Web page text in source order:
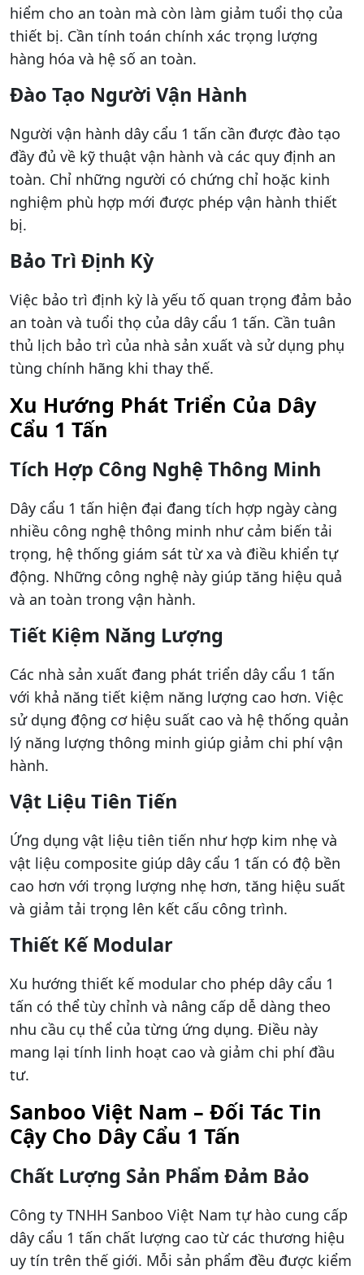
hiểm cho an toàn mà còn làm giảm tuổi thọ của
thiết bị. Cần tính toán chính xác trọng lượng
hàng hóa và hệ số an toàn.
Đào Tạo Người Vận Hành
Người vận hành dây cẩu 1 tấn cần được đào tạo
đầy đủ về kỹ thuật vận hành và các quy định an
toàn. Chỉ những người có chứng chỉ hoặc kinh
nghiệm phù hợp mới được phép vận hành thiết
bị.
Bảo Trì Định Kỳ
Việc bảo trì định kỳ là yếu tố quan trọng đảm bảo
an toàn và tuổi thọ của dây cẩu 1 tấn. Cần tuân
thủ lịch bảo trì của nhà sản xuất và sử dụng phụ
tùng chính hãng khi thay thế.
Xu Hướng Phát Triển Của Dây
Cẩu 1 Tấn
Tích Hợp Công Nghệ Thông Minh
Dây cẩu 1 tấn hiện đại đang tích hợp ngày càng
nhiều công nghệ thông minh như cảm biến tải
trọng, hệ thống giám sát từ xa và điều khiển tự
động. Những công nghệ này giúp tăng hiệu quả
và an toàn trong vận hành.
Tiết Kiệm Năng Lượng
Các nhà sản xuất đang phát triển dây cẩu 1 tấn
với khả năng tiết kiệm năng lượng cao hơn. Việc
sử dụng động cơ hiệu suất cao và hệ thống quản
lý năng lượng thông minh giúp giảm chi phí vận
hành.
Vật Liệu Tiên Tiến
Ứng dụng vật liệu tiên tiến như hợp kim nhẹ và
vật liệu composite giúp dây cẩu 1 tấn có độ bền
cao hơn với trọng lượng nhẹ hơn, tăng hiệu suất
và giảm tải trọng lên kết cấu công trình.
Thiết Kế Modular
Xu hướng thiết kế modular cho phép dây cẩu 1
tấn có thể tùy chỉnh và nâng cấp dễ dàng theo
nhu cầu cụ thể của từng ứng dụng. Điều này
mang lại tính linh hoạt cao và giảm chi phí đầu
tư.
Sanboo Việt Nam – Đối Tác Tin
Cậy Cho Dây Cẩu 1 Tấn
Chất Lượng Sản Phẩm Đảm Bảo
Công ty TNHH Sanboo Việt Nam tự hào cung cấp
dây cẩu 1 tấn chất lượng cao từ các thương hiệu
uy tín trên thế giới. Mỗi sản phẩm đều được kiểm